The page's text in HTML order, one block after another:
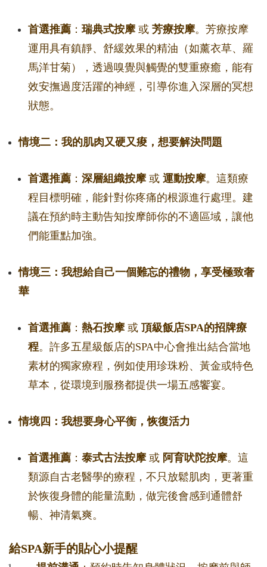
首選推薦 ： 瑞典式按摩或 芳療按摩。芳療按摩
運用具有鎮靜、舒緩效果的精油（如薰衣草、羅
馬洋甘菊），透過嗅覺與觸覺的雙重療癒，能有
效安撫過度活躍的神經，引導你進入深層的冥想
狀態。
情境二：我的肌肉又硬又痠，想要解決問題
首選推薦 ： 深層組織按摩或 運動按摩。這類療
程目標明確，能針對你疼痛的根源進行處理。建
議在預約時主動告知按摩師你的不適區域，讓他
們能重點加強。
情境三：我想給自己一個難忘的禮物，享受極致奢
華
首選推薦 ： 熱石按摩或 頂級飯店SPA的招牌療
程。許多五星級飯店的SPA中心會推出結合當地
素材的獨家療程，例如使用珍珠粉、黃金或特色
草本，從環境到服務都提供一場五感饗宴。
情境四：我想要身心平衡，恢復活力
首選推薦 ： 泰式古法按摩或 阿育吠陀按摩。這
類源自古老醫學的療程，不只放鬆肌肉，更著重
於恢復身體的能量流動，做完後會感到通體舒
暢、神清氣爽。
給SPA新手的貼心小提醒